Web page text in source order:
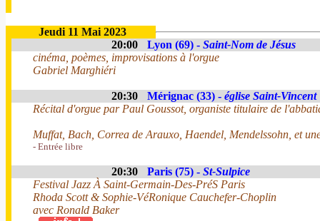
Jeudi 11 Mai 2023
20:00
Lyon (69) - Saint-Nom de Jésus
cinéma, poèmes, improvisations à l'orgue
Gabriel Marghiéri
20:30 Mérignac (33) - église Saint-Vincent
Récital d'orgue par Paul Goussot, organiste titulaire de
Muffat, Bach, Correa de Arauxo, Haendel, Mendelssohn, et
- Entrée libre
20:30 Paris (75) - St-Sulpice
Festival Jazz À Saint-Germain-Des-PréS Paris
Rhoda Scott & Sophie-VéRonique Cauchefer-Choplin
avec Ronald Baker